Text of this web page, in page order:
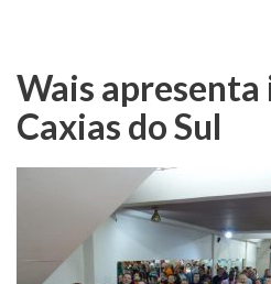
Wais apresenta
Caxias do Sul